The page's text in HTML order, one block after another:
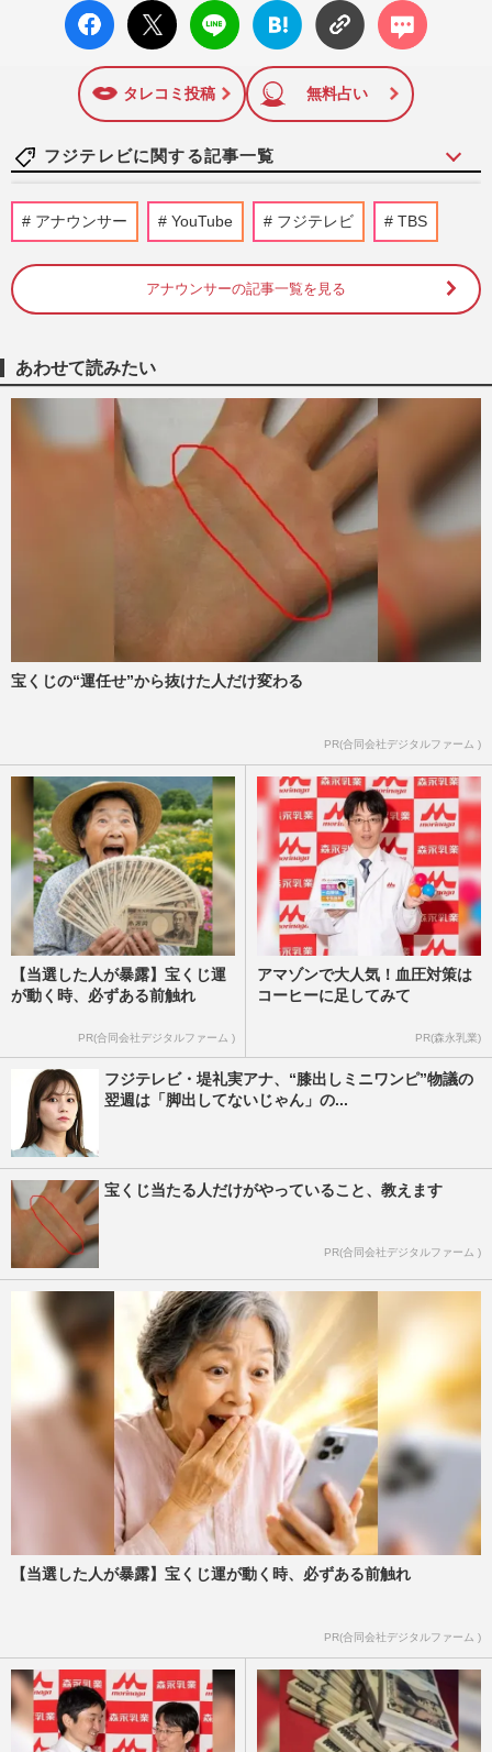
陣の執筆記事を配信するほか、女性週刊誌『週刊女性』の誌
面に掲載された記事から、インターネット利用者層にとって
特に関心の高い題材の記事を、WEB向けにリライトして配信
しています！
facebo
ok い
X ポス
ト
LINE
はてな
ブック
に追加
コメン
ト
タレコミ投稿 無料占い
フジテレビに関する記事一覧
『Aぇ!group』末澤誠也、村重杏奈とのデ
ート企画で見せた“オレ様”本性「ちっこい
『週刊女性』編集部 2026/8/7
の佐藤二朗起用に「現時点で出演継続」
で“国民”から支持、明暗分け…
週刊女性PRIME
反町隆史主演ドラマ『GTO』の視聴率下
落は“イメージ”の違いか「あんまりGTO
感がない」旧作ファンが求めて…
週刊女性PRIME
GACKT主演月9『ブラックトリック』スタ
ートも《セリフ聞き取りづらいの声も》…
生瀬勝久出演で『リーガル…
週刊女性PRIME
TBS日曜劇場『VIVANT』や映画『キング
が板橋区で送る最愛妻との“…
週刊女性2026年7月7日・14日号 2026/7/25
アナウンサー YouTube フジテレビ TBS
アナウンサーの記事一覧を見る
あわせて読みたい
宝くじの“運任せ”から抜けた人だけ変わる
PR(合同会社デジタルファーム )
【当選した人が暴露】宝くじ運
が動く時、必ずある前触れ
PR(合同会社デジタルファーム )
アマゾンで大人気！血圧対策は
コーヒーに足してみて
PR(森永乳業)
フジテレビ・堤礼実アナ、“膝出しミニワンピ”物議の
翌週は「脚出してないじゃん」の...
宝くじ当たる人だけがやっていること、教えます
PR(合同会社デジタルファーム )
【当選した人が暴露】宝くじ運が動く時、必ずある前触れ
PR(合同会社デジタルファーム )